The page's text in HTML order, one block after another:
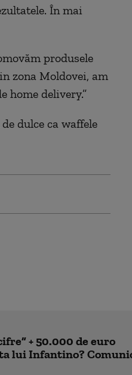
În mai
produsele
zona Moldovei, am
home delivery.”
dulce ca waffele
+ 50.000 de euro
lui Infantino?